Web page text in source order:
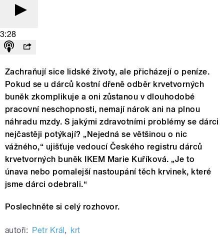
3:28
Zachraňují sice lidské životy, ale přicházejí o peníze.
Pokud se u dárců kostní dřeně odběr krvetvorných
buněk zkomplikuje a oni zůstanou v dlouhodobé
pracovní neschopnosti, nemají nárok ani na plnou
náhradu mzdy. S jakými zdravotními problémy se dárci
nejčastěji potýkají? „Nejedná se většinou o nic
vážného,“ ujišťuje vedoucí Českého registru dárců
krvetvorných buněk IKEM Marie Kuříková. „Je to
únava nebo pomalejší nastoupání těch krvinek, které
jsme dárci odebrali.“
Poslechněte si celý rozhovor.
autoři: Petr Král , krt